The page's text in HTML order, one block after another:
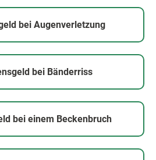
bei Augenverletzung
bei Bänderriss
bei einem Beckenbruch